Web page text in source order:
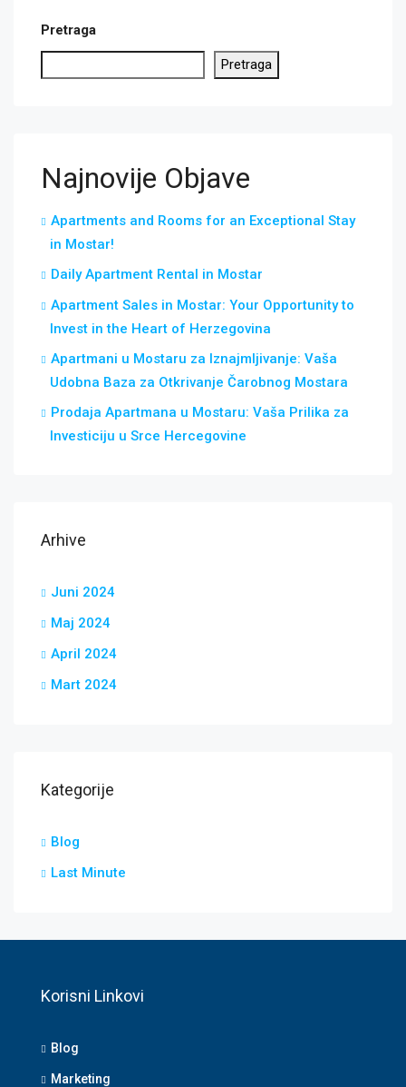
Pretraga
Pretraga
Najnovije Objave
Apartments and Rooms for an Exceptional Stay
in Mostar!
Daily Apartment Rental in Mostar
Apartment Sales in Mostar: Your Opportunity to
Invest in the Heart of Herzegovina
Apartmani u Mostaru za Iznajmljivanje: Vaša
Udobna Baza za Otkrivanje Čarobnog Mostara
Prodaja Apartmana u Mostaru: Vaša Prilika za
Investiciju u Srce Hercegovine
Arhive
Juni 2024
Maj 2024
April 2024
Mart 2024
Kategorije
Blog
Last Minute
Korisni Linkovi
Blog
Marketing